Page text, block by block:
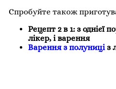
Спробуйте також
Рецепт 2 в 1: з однієї
лікер, і варення
Варення з полуниціз